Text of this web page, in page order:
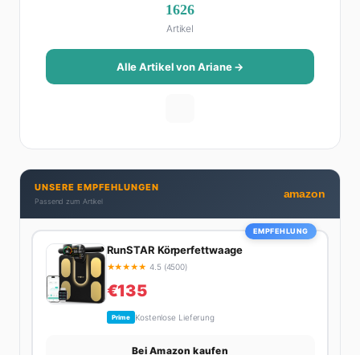
Als Lifestyle-Redakteurin schreibt sie über alles, was
das Leben schöner macht: von Interior Design und
Reise-Tipps über Food-Trends bis hin zu
Beziehungsratgebern, die auch Männer gerne lesen.
Ihre Geheimwaffe: Sie weiß genau, was Frauen an
Brunch-Spot der Stadt. Ihre Interior-Tipps basieren
auf echter Erfahrung – ihre Wohnung wurde schon
zweimal in Design-Blogs gefeatured.
1626
Artikel
Alle Artikel von Ariane →
UNSERE EMPFEHLUNGEN
Passend zum Artikel
amazon
EMPFEHLUNG
RunSTAR Körperfettwaage
★★★★★ 4.5 (4500)
€135
Prime Kostenlose Lieferung
Bei Amazon kaufen